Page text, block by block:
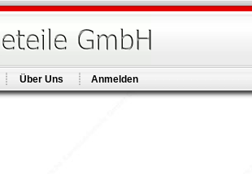
Über Uns Anmelden